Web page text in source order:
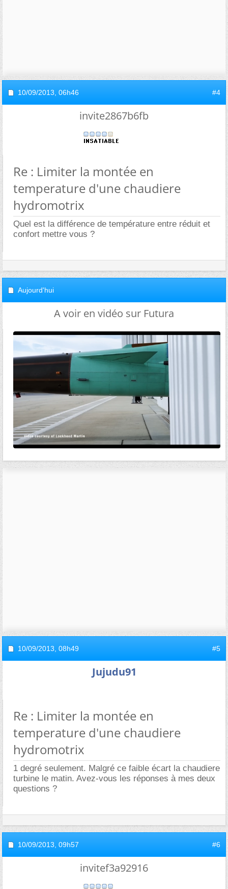
10/09/2013, 06h46 #4
invite2867b6fb
Re : Limiter la montée en
temperature d'une chaudiere
hydromotrix
Quel est la différence de température entre réduit et
confort mettre vous ?
Aujourd'hui
A voir en vidéo sur Futura
10/09/2013, 08h49 #5
Jujudu91
Re : Limiter la montée en
temperature d'une chaudiere
hydromotrix
1 degré seulement. Malgré ce faible écart la chaudiere
turbine le matin. Avez-vous les réponses à mes deux
questions ?
10/09/2013, 09h57 #6
invitef3a92916